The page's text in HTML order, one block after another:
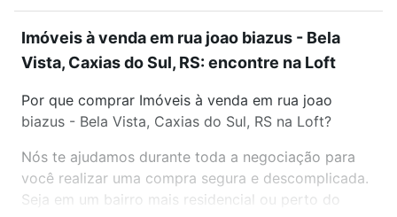
Imóveis à venda em rua joao biazus - Bela
Vista, Caxias do Sul, RS: encontre na Loft
Por que comprar Imóveis à venda em rua joao
biazus - Bela Vista, Caxias do Sul, RS na Loft?
Nós te ajudamos durante toda a negociação para
você realizar uma compra segura e descomplicada.
Seja em um bairro mais residencial ou perto do